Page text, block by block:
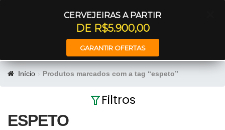
CERVEJEIRAS A PARTIR
DE R$5.900,00
GARANTIR OFERTAS
Início Produtos marcados com a tag “espeto”
Filtros
ESPETO